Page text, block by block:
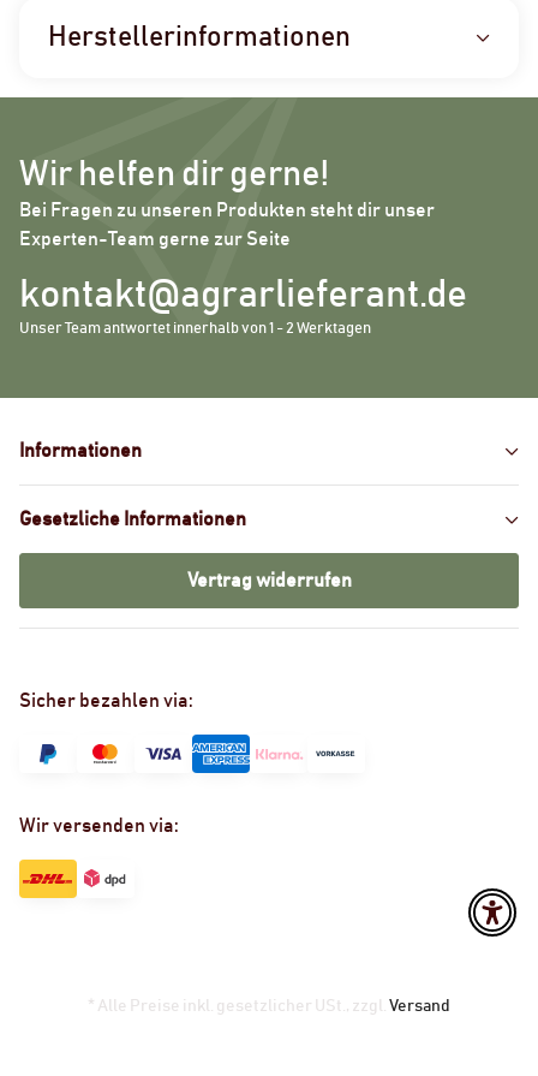
Herstellerinformationen
Wir helfen dir gerne!
Bei Fragen zu unseren Produkten steht dir unser
Experten-Team gerne zur Seite
kontakt@agrarlieferant.de
Unser Team antwortet innerhalb von 1 - 2 Werktagen
Informationen
Gesetzliche Informationen
Vertrag widerrufen
Sicher bezahlen via:
Wir versenden via:
* Alle Preise inkl. gesetzlicher USt., zzgl. Versand